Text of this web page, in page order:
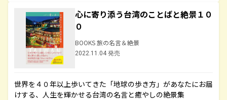
心に寄り添う台湾のことばと絶景１０
０
BOOKS 旅の名言＆絶景
2022.11.04 発売
世界を４０年以上歩いてきた「地球の歩き方」があなたにお届
けする、人生を輝かせる台湾の名言と癒やしの絶景集